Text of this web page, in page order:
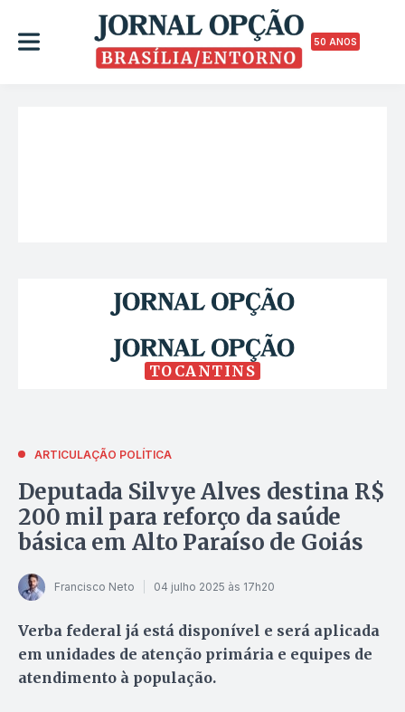
50 ANOS
TOCANTINS
ARTICULAÇÃO POLÍTICA
Deputada Silvye Alves destina R$
200 mil para reforço da saúde
básica em Alto Paraíso de Goiás
Francisco Neto 04 julho 2025 às 17h20
Verba federal já está disponível e será aplicada
em unidades de atenção primária e equipes de
atendimento à população.